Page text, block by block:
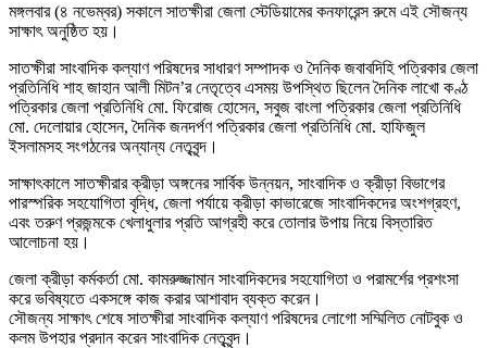
মঙ্গলবার (৪ নভেম্বর) সকালে সাতক্ষীরা জেলা স্টেডিয়ামের কনফারেন্স রুমে এই সৌজন্য
সাক্ষাৎ অনুষ্ঠিত হয়।
সাতক্ষীরা সাংবাদিক কল্যাণ পরিষদের সাধারণ সম্পাদক ও দৈনিক জবাবদিহি পত্রিকার জেলা
প্রতিনিধি শাহ জাহান আলী মিটন’র নেতৃত্বে এসময় উপস্থিত ছিলেন দৈনিক লাখো কণ্ঠ
পত্রিকার জেলা প্রতিনিধি মো. ফিরোজ হোসেন, সবুজ বাংলা পত্রিকার জেলা প্রতিনিধি
মো. দেলোয়ার হোসেন, দৈনিক জনদর্পণ পত্রিকার জেলা প্রতিনিধি মো. হাফিজুল
ইসলামসহ সংগঠনের অন্যান্য নেতৃবৃন্দ।
সাক্ষাৎকালে সাতক্ষীরার ক্রীড়া অঙ্গনের সার্বিক উন্নয়ন, সাংবাদিক ও ক্রীড়া বিভাগের
পারস্পরিক সহযোগিতা বৃদ্ধি, জেলা পর্যায়ে ক্রীড়া কাভারেজে সাংবাদিকদের অংশগ্রহণ,
এবং তরুণ প্রজন্মকে খেলাধুলার প্রতি আগ্রহী করে তোলার উপায় নিয়ে বিস্তারিত
আলোচনা হয়।
জেলা ক্রীড়া কর্মকর্তা মো. কামরুজ্জামান সাংবাদিকদের সহযোগিতা ও পরামর্শের প্রশংসা
করে ভবিষ্যতে একসঙ্গে কাজ করার আশাবাদ ব্যক্ত করেন।
সৌজন্য সাক্ষাৎ শেষে সাতক্ষীরা সাংবাদিক কল্যাণ পরিষদের লোগো সম্মিলিত নোটবুক ও
কলম উপহার প্রদান করেন সাংবাদিক নেতৃবৃন্দ।